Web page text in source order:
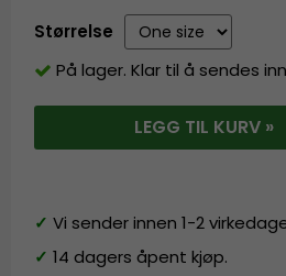
Størrelse
På lager. Klar til å sendes
LEGG TIL KURV »
✓ Vi sender innen 1-2
✓ 14 dagers åpent kjøp.